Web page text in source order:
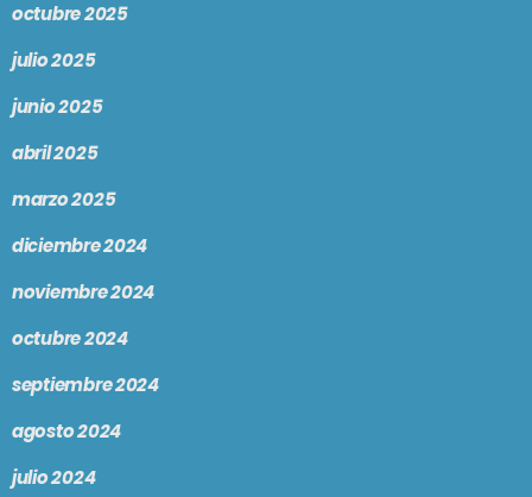
octubre 2025
julio 2025
junio 2025
abril 2025
marzo 2025
diciembre 2024
noviembre 2024
octubre 2024
septiembre 2024
agosto 2024
julio 2024